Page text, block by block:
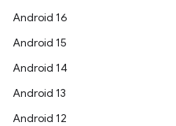
Android 16
Android 15
Android 14
Android 13
Android 12